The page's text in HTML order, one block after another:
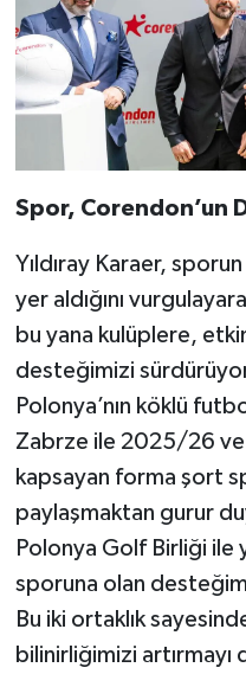
Spor, Corendon’un
Yıldıray Karaer,
yer aldığını
bu yana kulüplere,
desteğimizi
Polonya’nın köklü
Zabrze ile 2025/26 ve
kapsayan forma şort
paylaşmaktan gurur
Polonya Golf Birliği ile
sporuna olan
Bu iki ortaklık
bilinirliğimizi artırmayı